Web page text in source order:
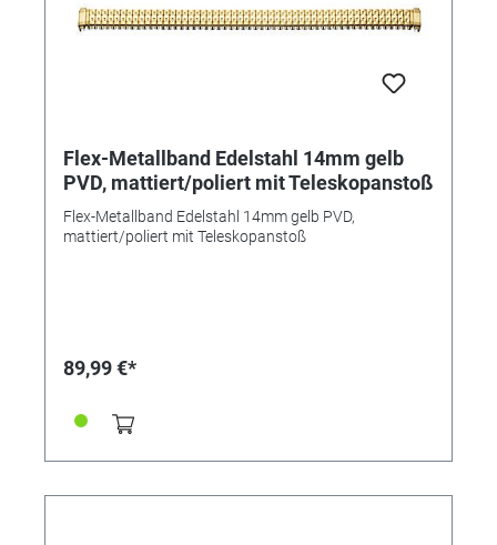
Flex-Metallband Edelstahl 14mm gelb
PVD, mattiert/poliert mit Teleskopanstoß
Flex-Metallband Edelstahl 14mm gelb PVD,
mattiert/poliert mit Teleskopanstoß
89,99 €*